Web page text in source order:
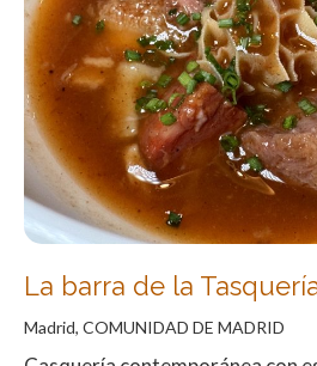
La barra de la
Madrid, COMUNIDAD DE MADRID